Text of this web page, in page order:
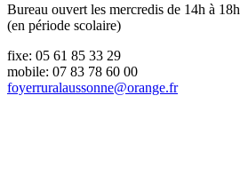
Bureau ouvert les mercredis de 14h à 18h
(en période scolaire)
fixe: 05 61 85 33 29
mobile: 07 83 78 60 00
foyerruralaussonne@orange.fr